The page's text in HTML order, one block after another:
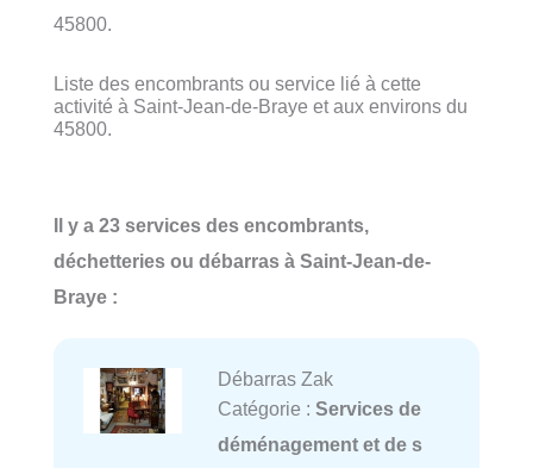
45800.
Liste des encombrants ou service lié à cette
activité à Saint-Jean-de-Braye et aux environs du
45800.
Il y a 23 services des encombrants,
déchetteries ou débarras à Saint-Jean-de-
Braye :
Débarras Zak
Catégorie : Services de
déménagement et de s